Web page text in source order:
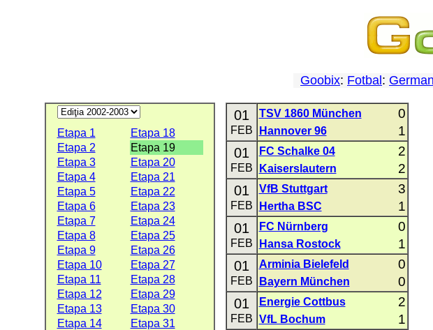
Goobix: Fotbal :
Etapa 1
Etapa 18
Etapa 2
Etapa 19
Etapa 3
Etapa 20
Etapa 4
Etapa 21
Etapa 5
Etapa 22
Etapa 6
Etapa 23
Etapa 7
Etapa 24
Etapa 8
Etapa 25
Etapa 9
Etapa 26
Etapa 10
Etapa 27
Etapa 11
Etapa 28
Etapa 12
Etapa 29
Etapa 13
Etapa 30
Etapa 14
Etapa 31
01
FEB
TSV 1860 München 0
Hannover 96 1
01
FEB
FC Schalke 04 2
Kaiserslautern 2
01
FEB
VfB Stuttgart 3
Hertha BSC 1
01
FEB
FC Nürnberg 0
Hansa Rostock 1
01
FEB
Arminia Bielefeld 0
Bayern München 0
01
FEB
Energie Cottbus 2
VfL Bochum 1